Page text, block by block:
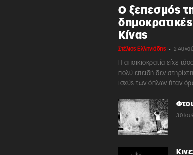
Ο ξεπεσμός
Κίνας
Στέλιος Ελληνιάδης - 2
Η αποικιοκρατία είχε
πολύ επειδή δεν
ισχύς των όπλων ήταν
30